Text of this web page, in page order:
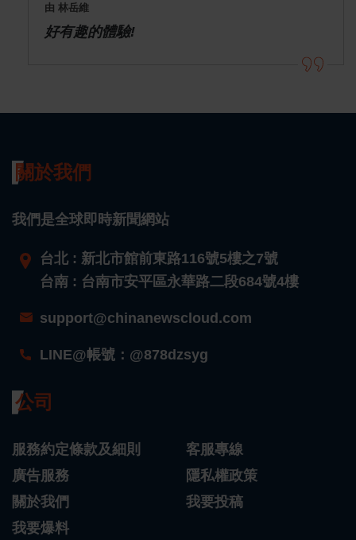
由 林岳維
好有趣的體驗!
關於我們
我們是全球即時新聞網站
台北 : 新北市館前東路116號5樓之7號
台南 : 台南市安平區永華路二段684號4樓
support@chinanewscloud.com
LINE@帳號：@878dzsyg
公司
服務約定條款及細則
客服專線
廣告服務
隱私權政策
關於我們
我要投稿
我要爆料